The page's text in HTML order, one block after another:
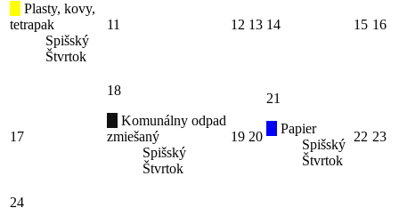
Plasty, kovy,
tetrapak
Spišský
Štvrtok
11 12 13 14 15 16
17
18
Komunálny odpad
zmiešaný
Spišský
Štvrtok
19 20
21
Papier
Spišský
Štvrtok
22 23
24